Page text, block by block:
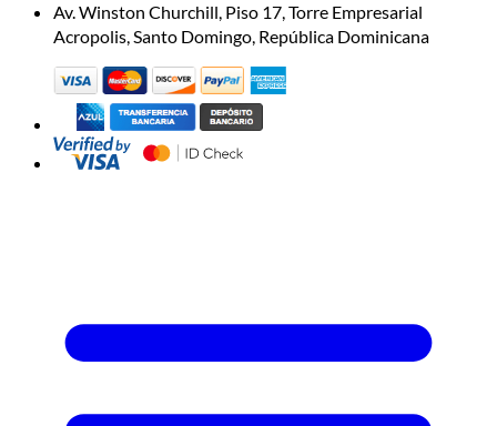
Av. Winston Churchill, Piso 17, Torre Empresarial
Acropolis, Santo Domingo, República Dominicana